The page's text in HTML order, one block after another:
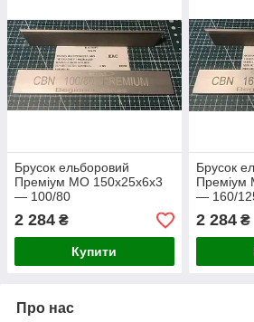
Брусок ельборовий
Преміум МО 150х25х6х3
— 100/80
2 284 ₴
Купити
Брусок
Преміум
— 160/
2 284₴
Про нас